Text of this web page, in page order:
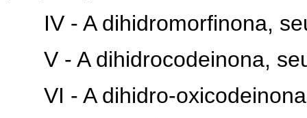
IV - A dihidromorfinona,
V - A dihidrocodeinona,
VI - A dihidro-